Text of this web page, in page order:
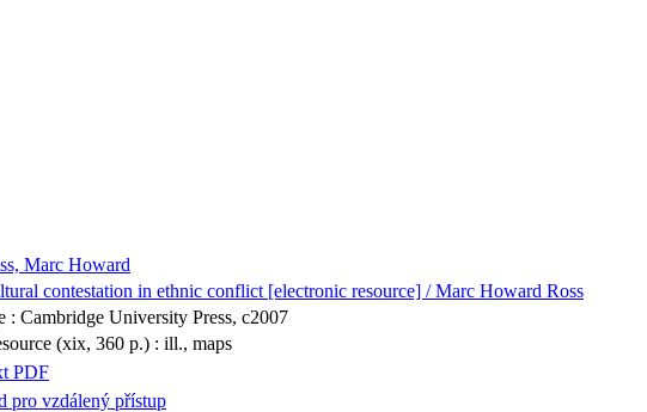
Marc Howard
contestation in ethnic conflict [electronic resource] / Marc Howard Ross
: Cambridge University Press, c2007
(xix, 360 p.) : ill., maps
PDF
pro vzdálený přístup